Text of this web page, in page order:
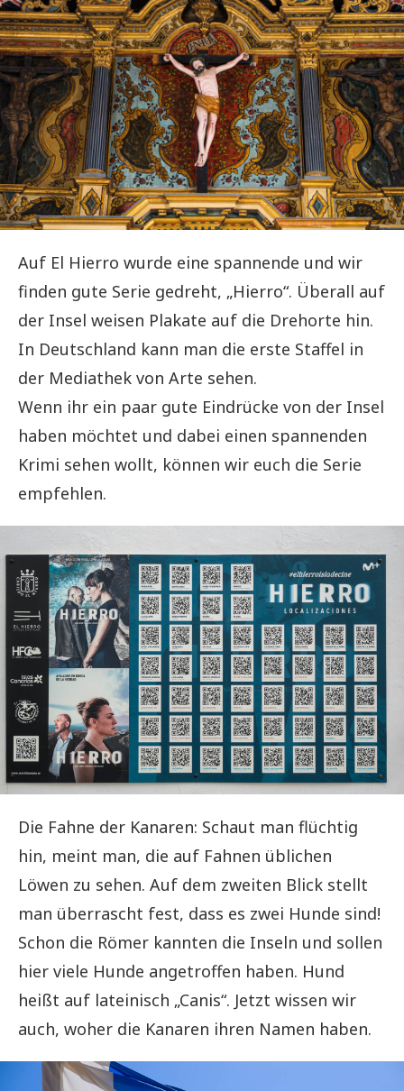
Auf El Hierro wurde eine spannende und wir
finden gute Serie gedreht, „Hierro“. Überall auf
der Insel weisen Plakate auf die Drehorte hin.
In Deutschland kann man die erste Staffel in
der Mediathek von Arte sehen.
Wenn ihr ein paar gute Eindrücke von der Insel
haben möchtet und dabei einen spannenden
Krimi sehen wollt, können wir euch die Serie
empfehlen.
Die Fahne der Kanaren: Schaut man flüchtig
hin, meint man, die auf Fahnen üblichen
Löwen zu sehen. Auf dem zweiten Blick stellt
man überrascht fest, dass es zwei Hunde sind!
Schon die Römer kannten die Inseln und sollen
hier viele Hunde angetroffen haben. Hund
heißt auf lateinisch „Canis“. Jetzt wissen wir
auch, woher die Kanaren ihren Namen haben.